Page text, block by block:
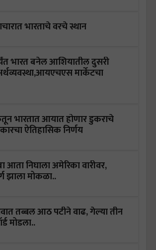
भारताचे वरचे स्थान
भारत बनेल आशियातील दुसरी
मार्केटचा
भारतात आयात होणार डुकराचे
ऐतिहासिक निर्णय
आता निघाला अमेरिका वारीवर,
झाला मोकळा..
तब्बल आठ पटीने वाढ, गेल्या तीन
मोडला..